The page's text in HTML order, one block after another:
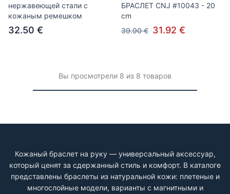
Кожаный браслет на руку — универсальный аксессуар,
который ценят за сдержанный стиль и комфорт. В каталоге
представлены браслеты из натуральной кожи: плетеные и
многослойные модели, варианты с магнитными и
нержавеющей стали с
кожаным ремешком
32.50 €
БРАСЛЕТ CNJ #10043 - 20
cm
39.90 € 31.92 €
Вы просмотрели 8 из 8 товаров